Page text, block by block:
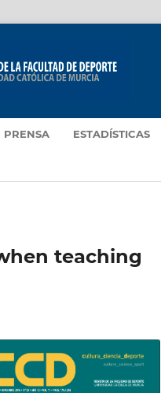
PRENSA ESTADÍSTICAS
teaching